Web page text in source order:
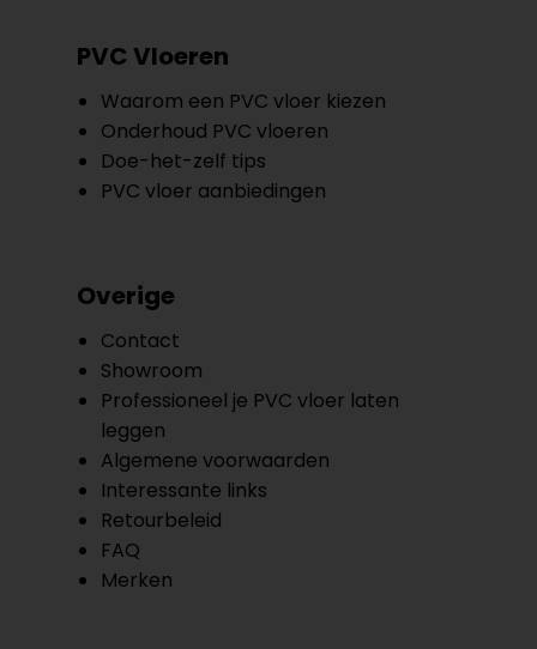
PVC Vloeren
Waarom een PVC vloer kiezen
Onderhoud PVC vloeren
Doe-het-zelf tips
PVC vloer aanbiedingen
Overige
Contact
Showroom
Professioneel je PVC vloer laten
leggen
Algemene voorwaarden
Interessante links
Retourbeleid
FAQ
Merken